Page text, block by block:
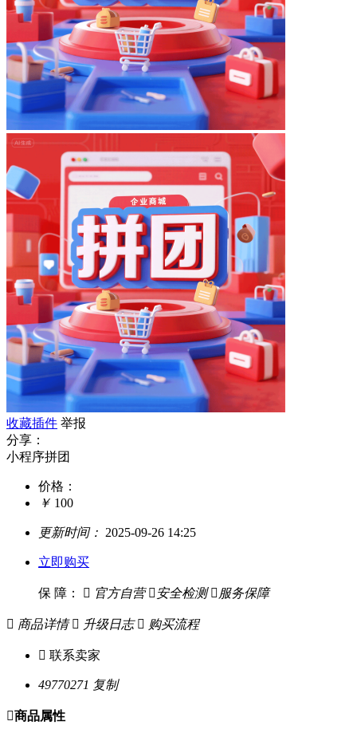
收藏插件 举报
分享：
小程序拼团
价格：
￥ 100
更新时间： 2025-09-26 14:25
立即购买
保 障：  官方自营  安全检测  服务保障
 商品详情  升级日志  购买流程
 联系卖家
49770271 复制
商品属性